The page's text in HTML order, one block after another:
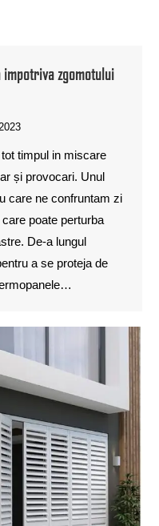
impotriva zgomotului
timpul in miscare
și provocari. Unul
care ne confruntam zi
poate perturba
De-a lungul
a se proteja de